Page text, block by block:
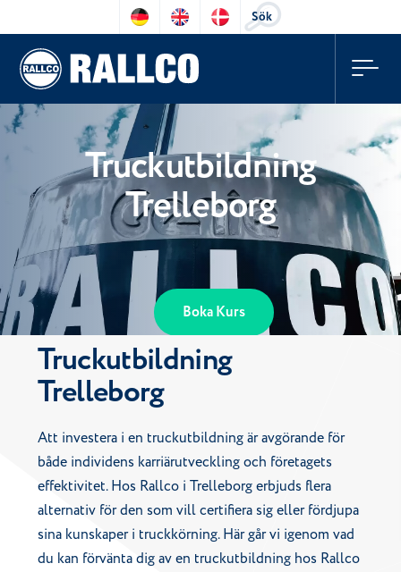
Sök
Truckutbildning
Trelleborg
Boka Kurs
Truckutbildning
Trelleborg
Att investera i en truckutbildning är avgörande för
både individens karriärutveckling och företagets
effektivitet. Hos Rallco i Trelleborg erbjuds flera
alternativ för den som vill certifiera sig eller fördjupa
sina kunskaper i truckkörning. Här går vi igenom vad
du kan förvänta dig av en truckutbildning hos Rallco